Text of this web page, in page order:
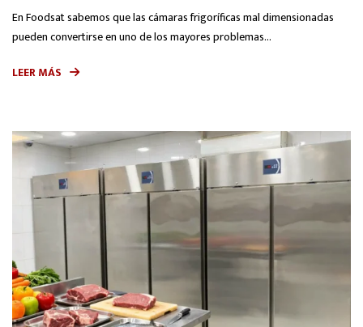
En Foodsat sabemos que las cámaras frigoríficas mal dimensionadas
pueden convertirse en uno de los mayores problemas...
LEER MÁS